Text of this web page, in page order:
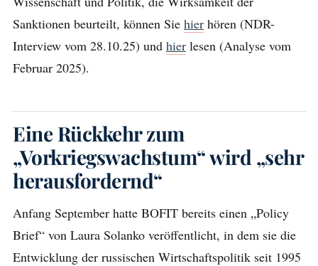
Sanktionen beurteilt, können Sie hier hören (NDR-
Interview vom 28.10.25) und hier lesen (Analyse vom
Februar 2025).
Eine Rückkehr zum
„Vorkriegswachstum“ wird „sehr
herausfordernd“
Anfang September hatte BOFIT bereits einen „Policy
Brief“ von Laura Solanko veröffentlicht, in dem sie die
Entwicklung der russischen Wirtschaftspolitik seit 1995